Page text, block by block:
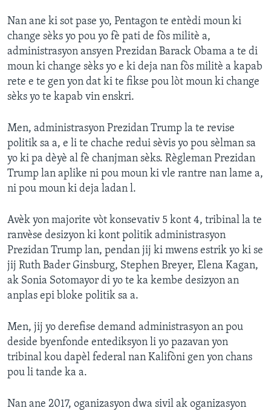
Nan ane ki sot pase yo, Pentagon te entèdi moun ki
change sèks yo pou yo fè pati de fòs militè a,
administrasyon ansyen Prezidan Barack Obama a te di
moun ki change sèks yo e ki deja nan fòs militè a kapab
rete e te gen yon dat ki te fikse pou lòt moun ki change
sèks yo te kapab vin enskri.
Men, administrasyon Prezidan Trump la te revise
politik sa a, e li te chache redui sèvis yo pou sèlman sa
yo ki pa dèyè al fè chanjman sèks. Règleman Prezidan
Trump lan aplike ni pou moun ki vle rantre nan lame a,
ni pou moun ki deja ladan l.
Avèk yon majorite vòt konsevativ 5 kont 4, tribinal la te
ranvèse desizyon ki kont politik administrasyon
Prezidan Trump lan, pendan jij ki mwens estrik yo ki se
jij Ruth Bader Ginsburg, Stephen Breyer, Elena Kagan,
ak Sonia Sotomayor di yo te ka kembe desizyon an
anplas epi bloke politik sa a.
Men, jij yo derefise demand administrasyon an pou
deside byenfonde entediksyon li yo pazavan yon
tribinal kou dapèl federal nan Kalifòni gen yon chans
pou li tande ka a.
Nan ane 2017, oganizasyon dwa sivil ak oganizasyon